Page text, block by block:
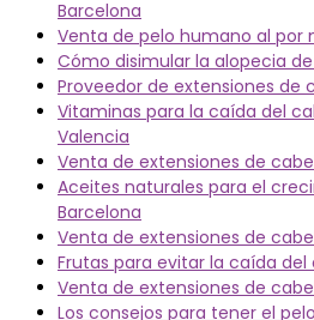
Barcelona
Venta de pelo humano al por
Cómo disimular la alopecia
Proveedor de extensiones de
Vitaminas para la caída del
Valencia
Venta de extensiones de
Aceites naturales para el
Barcelona
Venta de extensiones de
Frutas para evitar la caída del
Venta de extensiones de
Los consejos para tener el